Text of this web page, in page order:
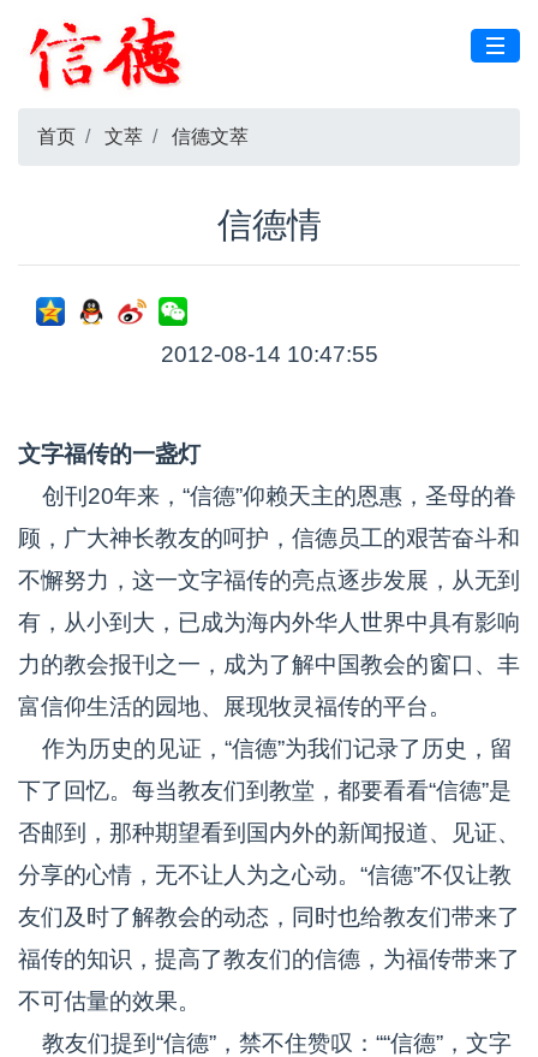
首页 文萃 信德文萃
信德情
2012-08-14 10:47:55
文字福传的一盏灯
创刊20年来，“信德”仰赖天主的恩惠，圣母的眷
顾，广大神长教友的呵护，信德员工的艰苦奋斗和
不懈努力，这一文字福传的亮点逐步发展，从无到
有，从小到大，已成为海内外华人世界中具有影响
力的教会报刊之一，成为了解中国教会的窗口、丰
富信仰生活的园地、展现牧灵福传的平台。
作为历史的见证，“信德”为我们记录了历史，留
下了回忆。每当教友们到教堂，都要看看“信德”是
否邮到，那种期望看到国内外的新闻报道、见证、
分享的心情，无不让人为之心动。“信德”不仅让教
友们及时了解教会的动态，同时也给教友们带来了
福传的知识，提高了教友们的信德，为福传带来了
不可估量的效果。
教友们提到“信德”，禁不住赞叹：““信德”，文字